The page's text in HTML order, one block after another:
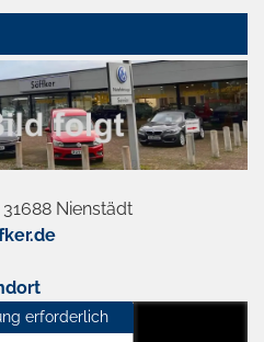
Nienstädt
erforderlich